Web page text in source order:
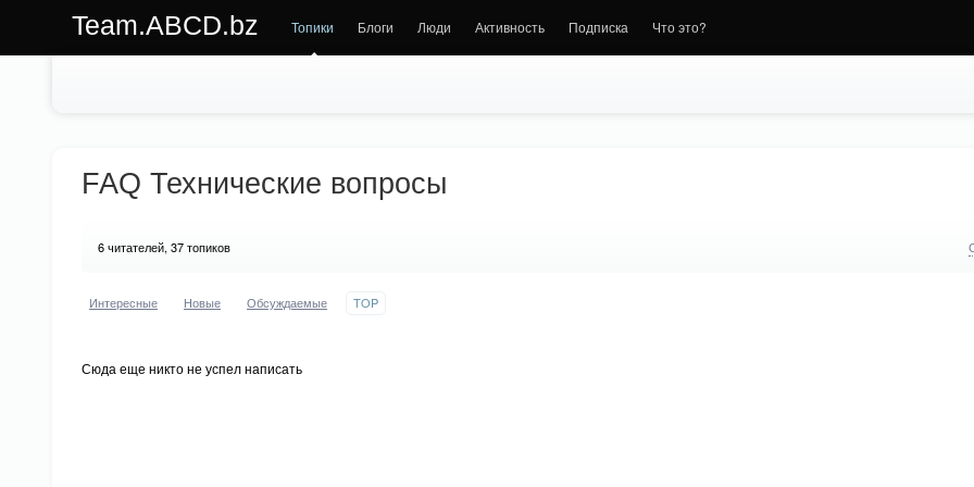
Team.ABCD.bz Топики Блоги Люди Активность Подписка Что это?
FAQ Технические вопросы
6читателей, 37 топиков
Интересные Новые Обсуждаемые TOP
Сюда еще никто не успел написать